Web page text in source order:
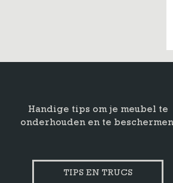
Handige tips om je meubel te
onderhouden en te
TIPS EN TRUCS